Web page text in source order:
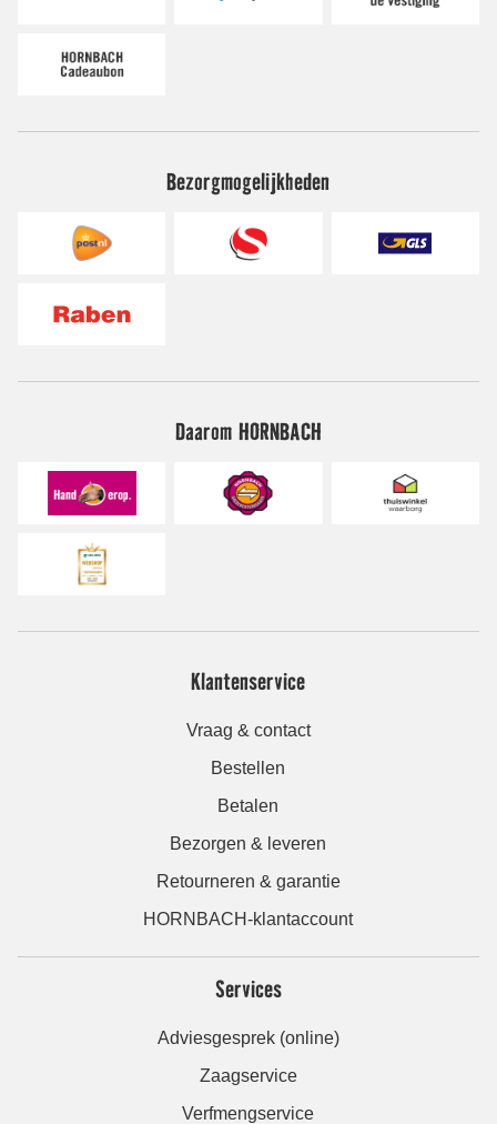
Bezorgmogelijkheden
Daarom HORNBACH
Klantenservice
Vraag & contact
Bestellen
Betalen
Bezorgen & leveren
Retourneren & garantie
HORNBACH-klantaccount
Services
Adviesgesprek (online)
Zaagservice
Verfmengservice